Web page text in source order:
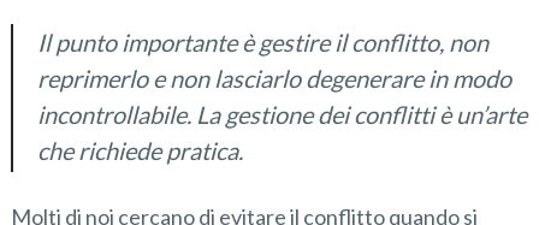
Il punto importante è gestire il conflitto, non
reprimerlo e non lasciarlo degenerare in modo
incontrollabile. La gestione dei conflitti è un’arte
che richiede pratica.
Molti di noi cercano di evitare il conflitto quando si